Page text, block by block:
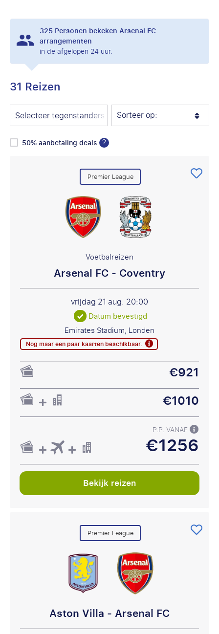
325Personen bekeken Arsenal FC
arrangementen
in de afgelopen 24 uur.
31 Reizen
Selecteer tegenstanders Sorteer op:
50% aanbetaling deals ?
Premier League
Voetbalreizen
Arsenal FC - Coventry
vrijdag 21 aug. 20:00
Datum bevestigd
Emirates Stadium, Londen
Nog maar een paar kaarten beschikbaar.
€921
€1010
P.P. VANAF
€1256
Bekijk reizen
Premier League
Aston Villa - Arsenal FC